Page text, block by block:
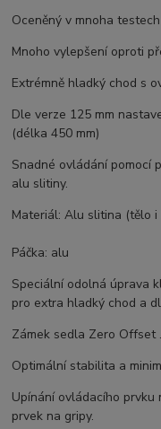
Oceněný v mnoha
Mnoho vylepšení oproti
Extrémně hladký chod s
Dle verze 125 mm
(délka 450 mm)
Snadné ovládání pomocí
alu slitiny.
Materiál: Alu slitina (tělo i
Páčka: alu
Speciální odolná úprava
pro extra hladký chod a
Zámek sedla Zero Offset .
Optimální stabilita a
Upínání ovládacího prvku
prvek na gripy.